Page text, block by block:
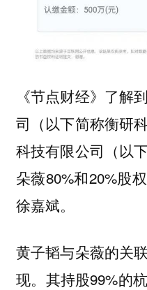
《节点财经》了解
司（以下简称衡研
科技有限公司（以
朵薇80%和20%股
徐嘉斌。
黄子韬与朵薇的关
现。其持股99%的